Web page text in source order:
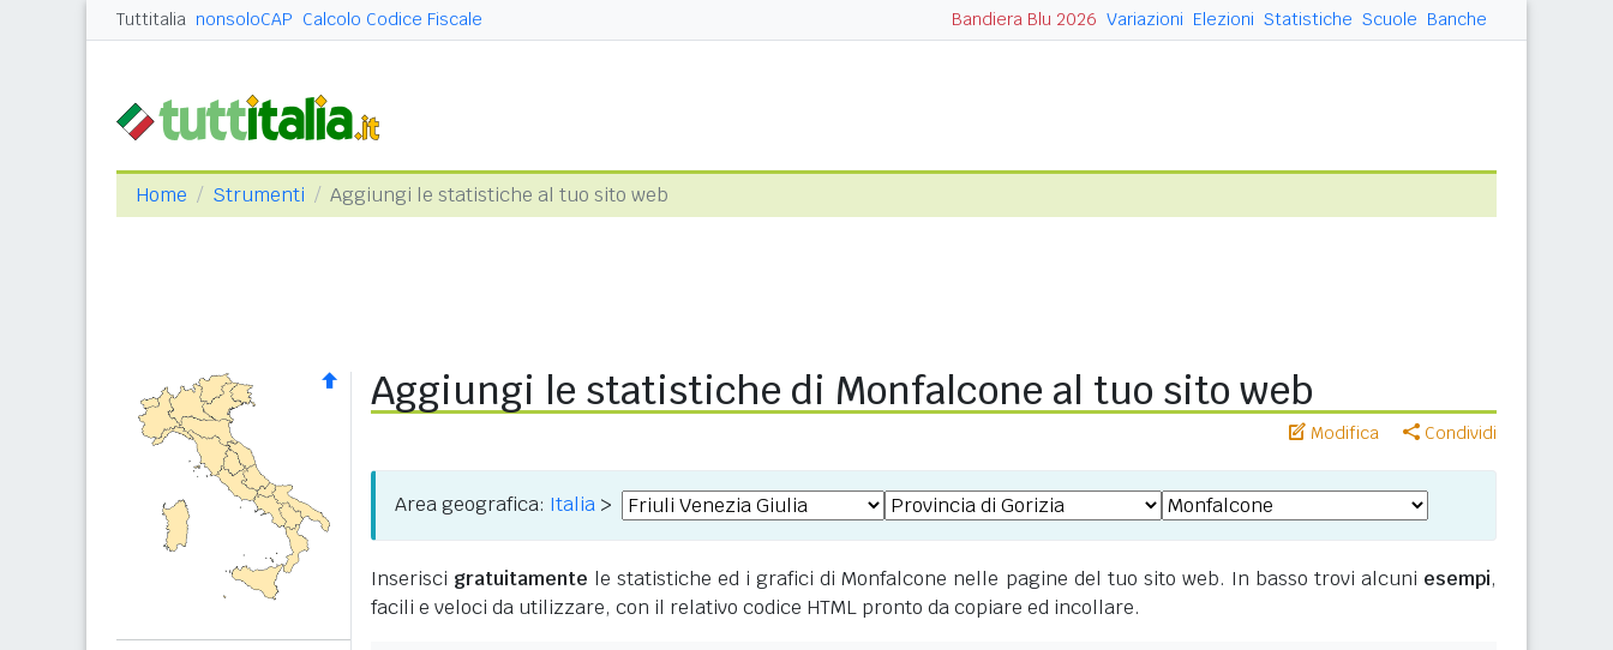
Tuttitalia nonsoloCAP Calcolo Codice Fiscale Bandiera Blu 2026 Variazioni Elezioni Statistiche Scuole Banche
Home Strumenti Aggiungi le statistiche al tuo sito web
Aggiungi le statistiche di Monfalcone al tuo sito web
Modifica Condividi
Area geografica: Italia >
Inserisci gratuitamente le statistiche ed i grafici di Monfalcone nelle pagine del tuo sito web. In basso trovi alcuni esempi,
facili e veloci da utilizzare, con il relativo codice HTML pronto da copiare ed incollare.